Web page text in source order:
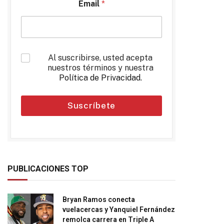
Email *
*
Al suscribirse, usted acepta
nuestros términos y nuestra
Política de Privacidad.
Suscríbete
PUBLICACIONES TOP
Bryan Ramos conecta
vuelacercas y Yanquiel Fernández
remolca carrera en Triple A